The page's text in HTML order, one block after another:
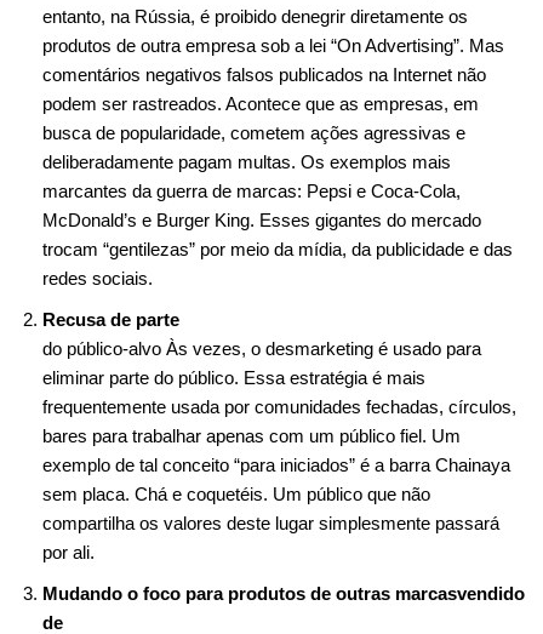
entanto, na Rússia, é proibido denegrir diretamente os
produtos de outra empresa sob a lei “On Advertising”. Mas
comentários negativos falsos publicados na Internet não
podem ser rastreados. Acontece que as empresas, em
busca de popularidade, cometem ações agressivas e
deliberadamente pagam multas. Os exemplos mais
marcantes da guerra de marcas: Pepsi e Coca-Cola,
McDonald’s e Burger King. Esses gigantes do mercado
trocam “gentilezas” por meio da mídia, da publicidade e das
redes sociais.
Recusa de parte
do público-alvo Às vezes, o desmarketing é usado para
eliminar parte do público. Essa estratégia é mais
frequentemente usada por comunidades fechadas, círculos,
bares para trabalhar apenas com um público fiel. Um
exemplo de tal conceito “para iniciados” é a barra Chainaya
sem placa. Chá e coquetéis. Um público que não
compartilha os valores deste lugar simplesmente passará
por ali.
Mudando o foco para produtos de outras marcasvendido
de